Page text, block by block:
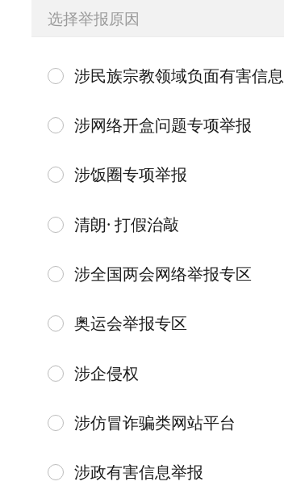
选择举报原因
涉民族宗教领域负面有害信息
涉网络开盒问题专项举报
涉饭圈专项举报
清朗· 打假治敲
涉全国两会网络举报专区
奥运会举报专区
涉企侵权
涉仿冒诈骗类网站平台
涉政有害信息举报